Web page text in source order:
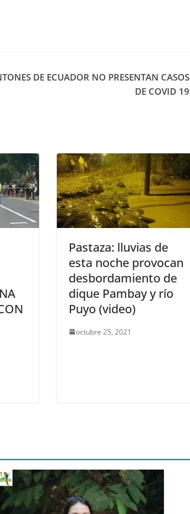
DE ECUADOR NO PRESENTAN CASOS
DE COVID 19
Pastaza: lluvias de
esta noche provocan
desbordamiento de
dique Pambay y río
Puyo (video)
octubre 25, 2021